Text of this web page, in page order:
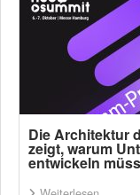
Die Architektur
zeigt, warum
entwickeln